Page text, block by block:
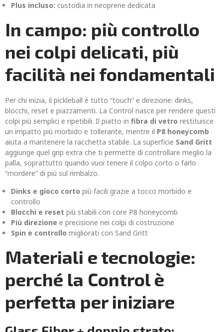
Plus incluso: custodia in neoprene dedicata
In campo: più controllo
nei colpi delicati, più
facilità nei fondamentali
Per chi inizia, il pickleball è tutto “touch” e direzione: dinks,
blocchi, reset e piazzamenti. La Control nasce per rendere questi
colpi più semplici e ripetibili. Il piatto in fibra di vetro restituisce
un impatto più morbido e tollerante, mentre il P8 honeycomb
aiuta a mantenere la racchetta stabile. La superficie Sand Gritt
aggiunge quel grip extra che ti permette di controllare meglio la
palla, soprattutto quando vuoi tenere il colpo corto o farlo
“mordere” di più sul rimbalzo.
Dinks e gioco corto più facili grazie a tocco morbido e
controllo
Blocchi e reset più stabili con core P8 honeycomb
Più direzione e precisione nei colpi di costruzione
Spin e controllo migliorati con Sand Gritt
Materiali e tecnologie:
perché la Control è
perfetta per iniziare